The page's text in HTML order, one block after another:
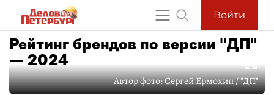
Войти
Рейтинг брендов по версии "ДП"
— 2024
Автор фото:Сергей Ермохин / "ДП"